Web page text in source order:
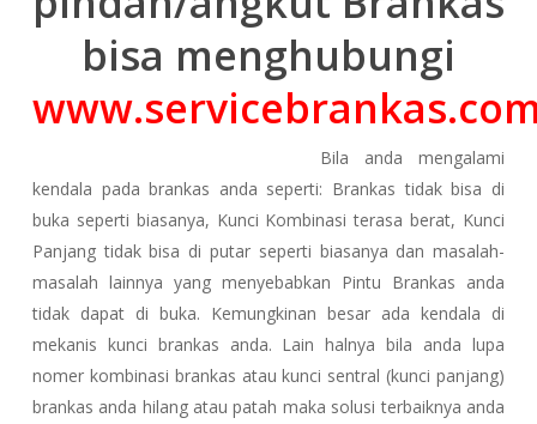
bisa menghubungi
Bila anda mengalami
kendala pada brankas anda seperti: Brankas tidak bisa di
buka seperti biasanya, Kunci Kombinasi terasa berat, Kunci
Panjang tidak bisa di putar seperti biasanya dan masalah-
masalah lainnya yang menyebabkan Pintu Brankas anda
tidak dapat di buka. Kemungkinan besar ada kendala di
mekanis kunci brankas anda. Lain halnya bila anda lupa
nomer kombinasi brankas atau kunci sentral (kunci panjang)
brankas anda hilang atau patah maka solusi terbaiknya anda